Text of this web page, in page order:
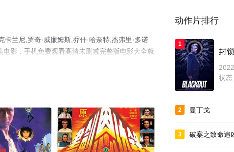
兰尼,罗奇·威廉姆斯,乔什·哈奈特,杰弗里·多诺
电影，手机免费观看高清未删减完整版电影大全就
动作片排行
1
封
状态
2 曼丁戈
3 破案之致命追